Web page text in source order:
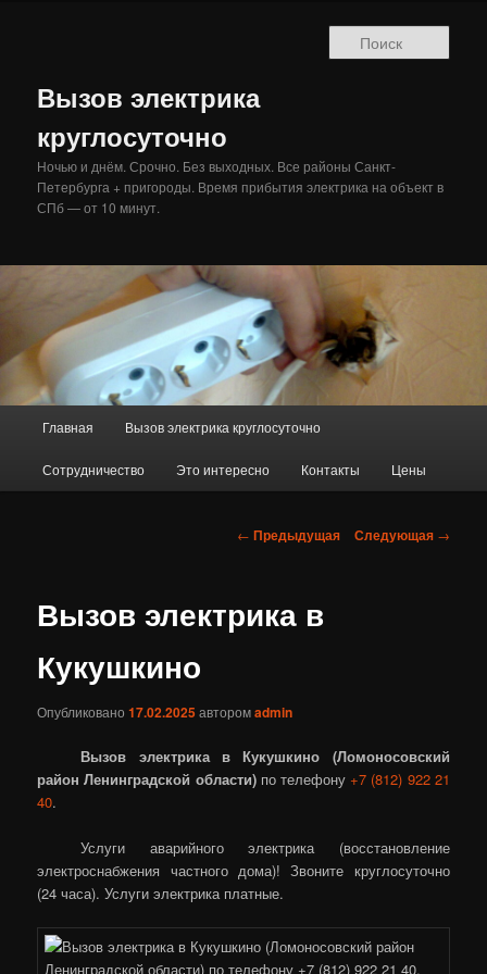
Вызов электрика
круглосуточно
Ночью и днём. Срочно. Без выходных. Все районы Санкт-
Петербурга + пригороды. Время прибытия электрика на объект в
СПб — от 10 минут.
Главная Вызов электрика круглосуточно
Сотрудничество Это интересно Контакты Цены
Навигация
← Предыдущая Следующая →
Вызов электрика в
Кукушкино
Опубликовано17.02.2025авторомadmin
Вызов электрика в Кукушкино (Ломоносовский
район Ленинградской области)по телефону +7 (812) 922 21
40.
Услуги аварийного электрика (восстановление
электроснабжения частного дома)! Звоните круглосуточно
(24 часа). Услуги электрика платные.